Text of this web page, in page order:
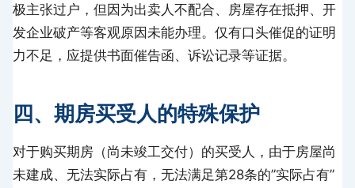
极主张过户，但因为出卖人不配合、房屋存在抵押、开
发企业破产等客观原因未能办理。仅有口头催促的证明
力不足，应提供书面催告函、诉讼记录等证据。
四、期房买受人的特殊保护
对于购买期房（尚未竣工交付）的买受人，由于房屋尚
未建成、无法实际占有，无法满足第28条的”实际占有”